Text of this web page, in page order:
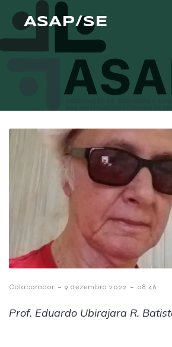
ASAP/SE
Colaborador - 9 dezembro 2022 - 08:46
Prof. Eduardo Ubirajara R.